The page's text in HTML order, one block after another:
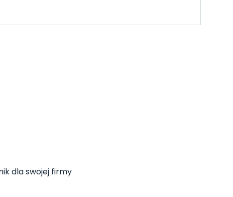
dla swojej firmy